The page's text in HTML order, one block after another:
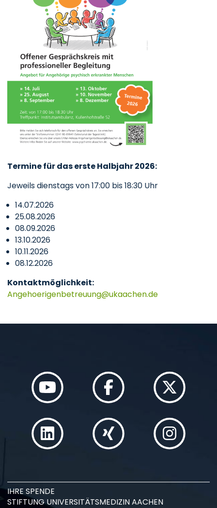
Termine für das erste Halbjahr 2026:
Jeweils dienstags von 17:00 bis 18:30 Uhr
14.07.2026
25.08.2026
08.09.2026
13.10.2026
10.11.2026
08.12.2026
Kontaktmöglichkeit:
Angehoerigenbetreuung
ukaachende
IHRE SPENDE
STIFTUNG UNIVERSITÄTSMEDIZIN AACHEN